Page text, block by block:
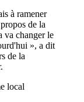
à ramener
de la
va changer le
», a dit
de la
local